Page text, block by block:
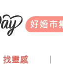
好婚市
找靈感